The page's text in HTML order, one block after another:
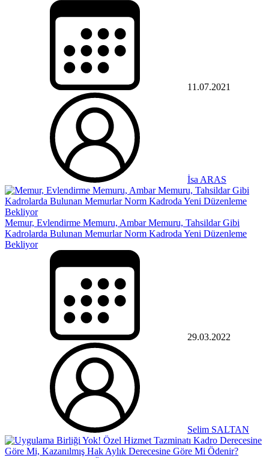
11.07.2021
İsa ARAS
Memur, Evlendirme Memuru, Ambar Memuru, Tahsildar Gibi
Kadrolarda Bulunan Memurlar Norm Kadroda Yeni Düzenleme
Bekliyor
29.03.2022
Selim SALTAN